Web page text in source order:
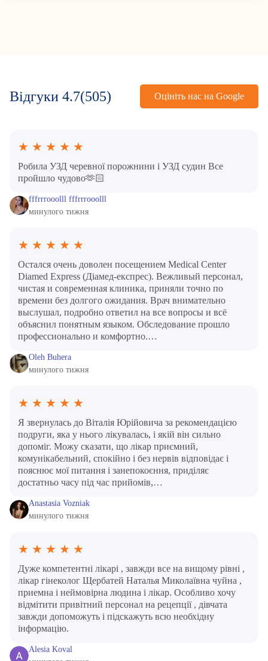
Відгуки 4.7(505) Оцініть нас на Google
★ ★ ★ ★ ★
Робила УЗД черевної порожнини і УЗД судин Все
пройшло чудово🫶🏻
fffrrrooolll fffrrrooolll
минулого тижня
★ ★ ★ ★ ★
Остался очень доволен посещением Medical Center
Diamed Express (Діамед-експрес). Вежливый персонал,
чистая и современная клиника, приняли точно по
времени без долгого ожидания. Врач внимательно
выслушал, подробно ответил на все вопросы и всё
объяснил понятным языком. Обследование прошло
профессионально и комфортно.…
Oleh Buhera
минулого тижня
★ ★ ★ ★ ★
Я звернулась до Віталія Юрійовича за рекомендацією
подруги, яка у нього лікувалась, і якій він сильно
допоміг. Можу сказати, що лікар приємний,
комунікабельний, спокійно і без нервів відповідає і
пояснює мої питання і занепокоєння, приділяє
достатньо часу під час прийомів,…
Anastasia Vozniak
минулого тижня
★ ★ ★ ★ ★
Дуже компетентні лікарі , завжди все на вищому рівні ,
лікар гінеколог Щербатей Наталья Миколаївна чуйна ,
приемна і неймовірна людина і лікар. Особливо хочу
відмітити привітний персонал на рецепції , дівчата
завжди допоможуть і підскажуть всю необхідну
інформацію.
Alesia Koval